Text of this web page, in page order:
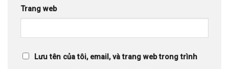
Trang web
Lưu tên của tôi, email, và trang web trong trình